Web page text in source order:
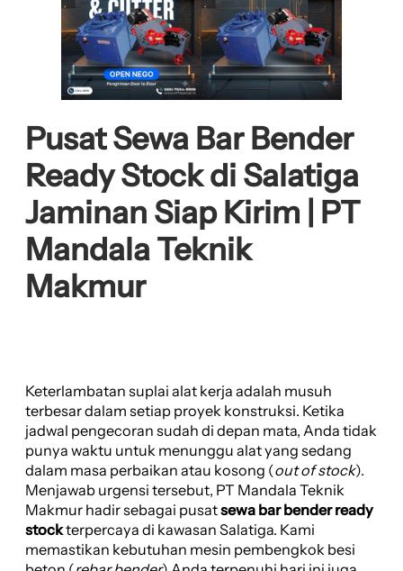
Pusat Sewa Bar Bender
Ready Stock di Salatiga
Jaminan Siap Kirim | PT
Mandala Teknik
Makmur
Keterlambatan suplai alat kerja adalah musuh
terbesar dalam setiap proyek konstruksi. Ketika
jadwal pengecoran sudah di depan mata, Anda tidak
punya waktu untuk menunggu alat yang sedang
dalam masa perbaikan atau kosong (out of stock).
Menjawab urgensi tersebut, PT Mandala Teknik
Makmur hadir sebagai pusatsewa bar bender ready
stockterpercaya di kawasan Salatiga. Kami
memastikan kebutuhan mesin pembengkok besi